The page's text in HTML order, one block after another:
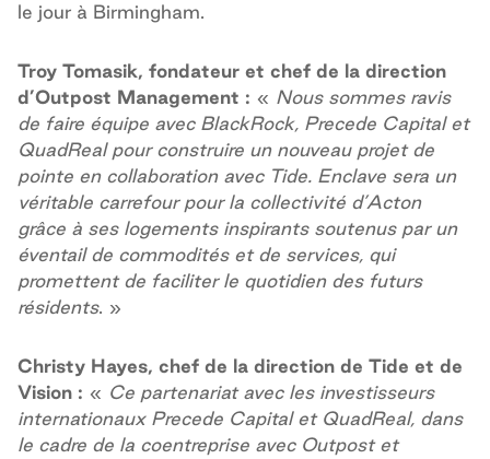
le jour à Birmingham.
Troy Tomasik, fondateur et chef de la direction
d’Outpost Management : « Nous sommes ravis
de faire équipe avec BlackRock, Precede Capital et
QuadReal pour construire un nouveau projet de
pointe en collaboration avec Tide. Enclave sera un
véritable carrefour pour la collectivité d’Acton
grâce à ses logements inspirants soutenus par un
éventail de commodités et de services, qui
promettent de faciliter le quotidien des futurs
résidents. »
Christy Hayes, chef de la direction de Tide et de
Vision : « Ce partenariat avec les investisseurs
internationaux Precede Capital et QuadReal, dans
le cadre de la coentreprise avec Outpost et